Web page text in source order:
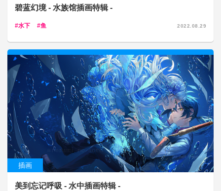
碧蓝幻境 - 水族馆插画特辑 -
水下 鱼 2022.08.29
插画
美到忘记呼吸 - 水中插画特辑 -